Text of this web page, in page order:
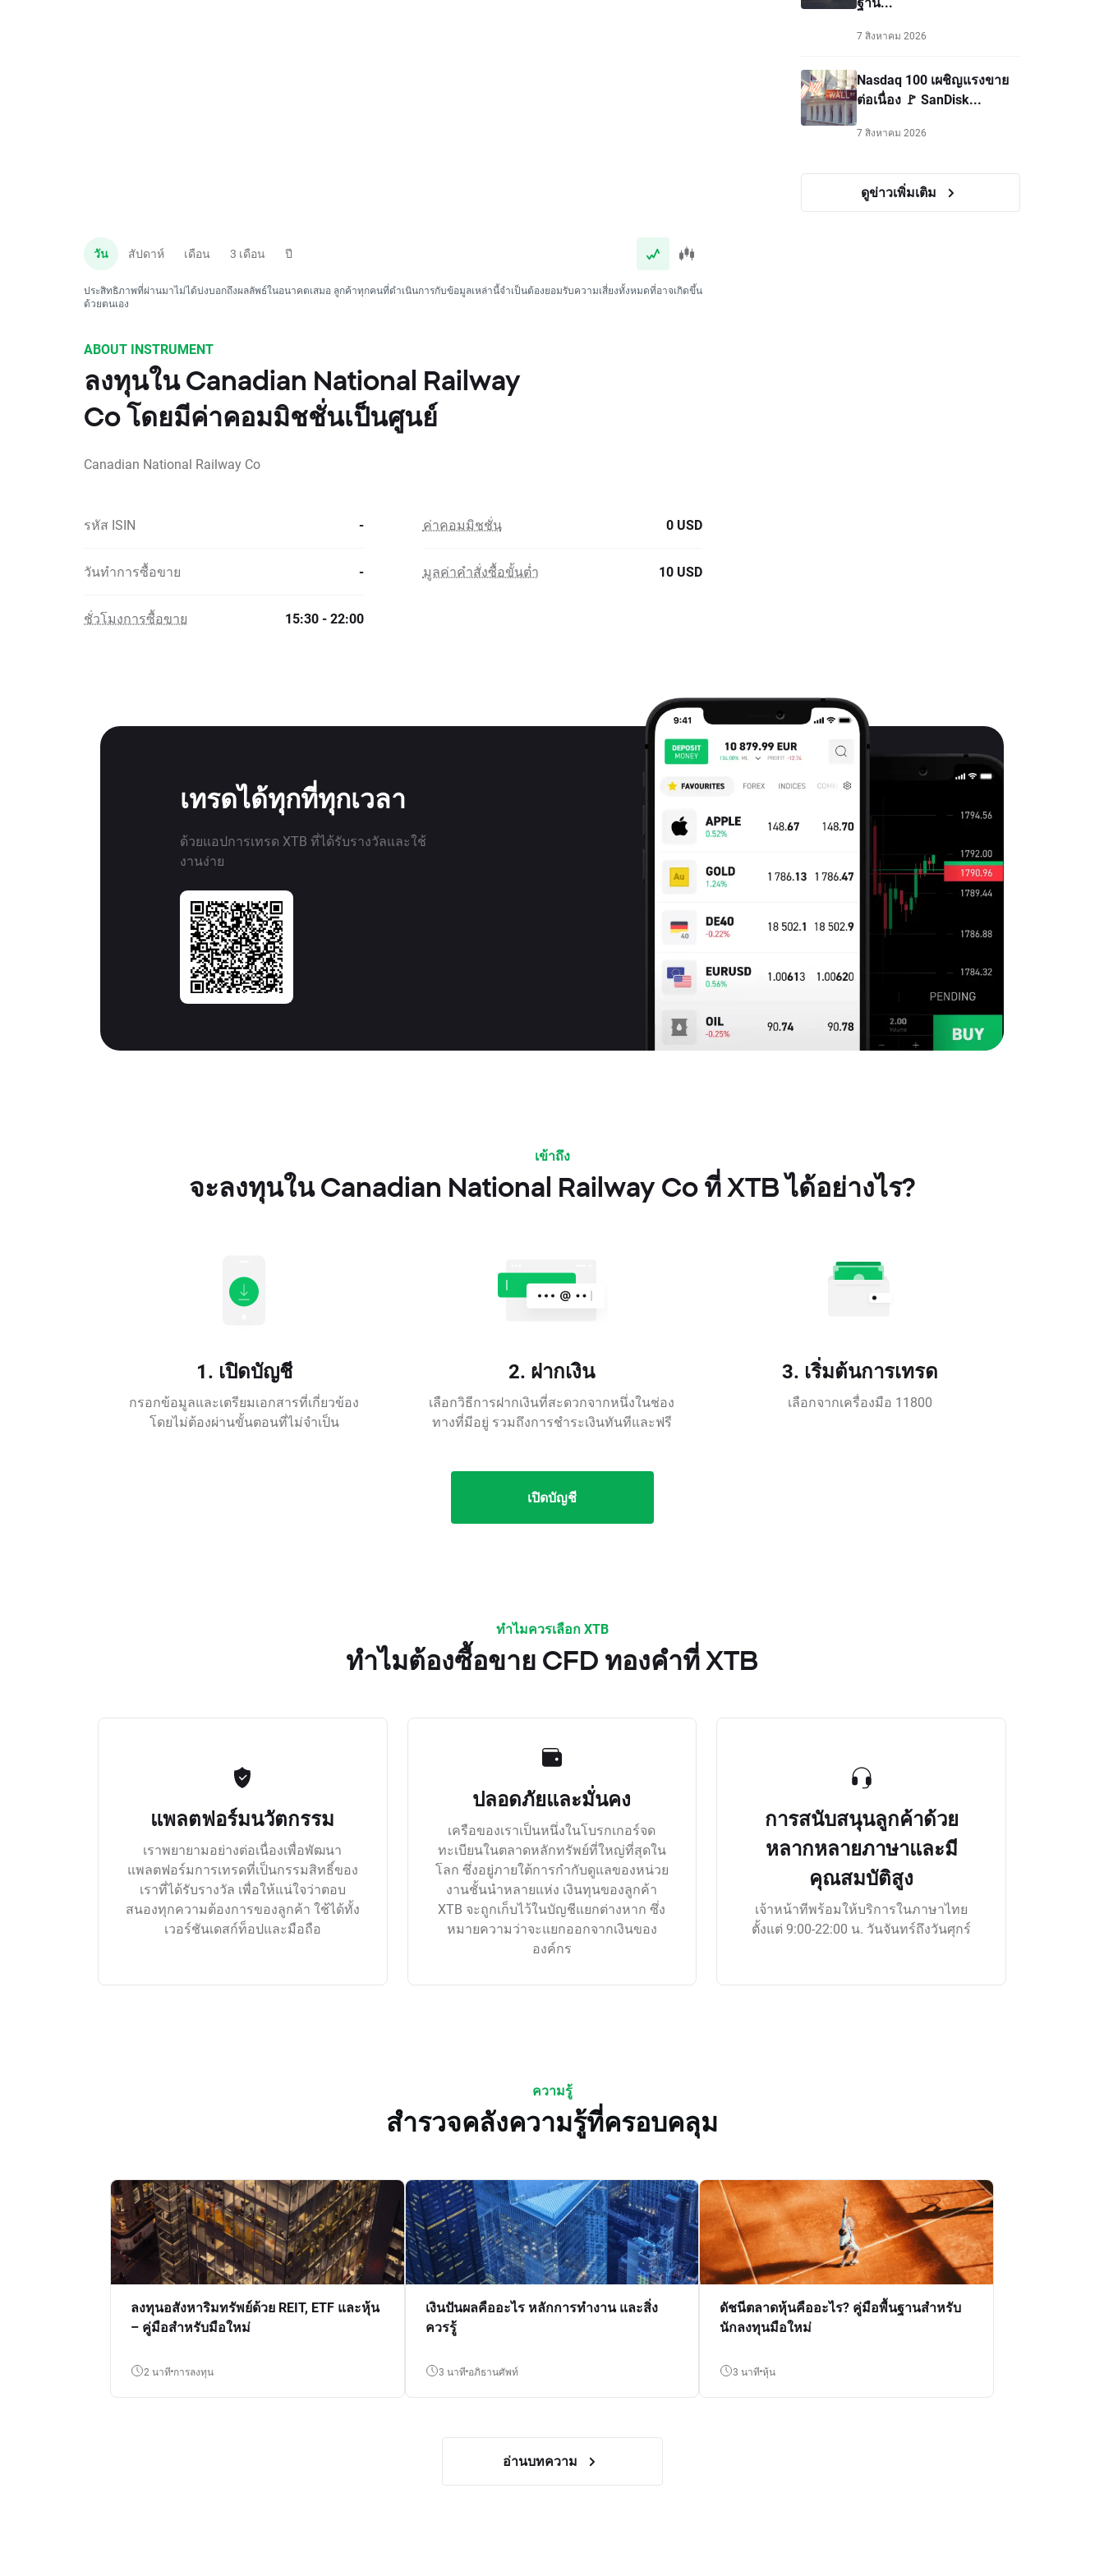
วัน สัปดาห์ เดือน 3 เดือน ปี
ประสิทธิภาพที่ผ่านมาไม่ได้บ่งบอกถึงผลลัพธ์ในอนาคตเสมอ ลูกค้าทุกคนที่ดำเนินการกับข้อมูลเหล่านี้จำเป็นต้องยอมรับความเสี่ยงทั้งหมดที่อาจเกิดขึ้น
ด้วยตนเอง
7 สิงหาคม 2026
Nasdaq 100 เผชิญแรงขาย
ต่อเนื่อง 🚩 SanDisk...
7 สิงหาคม 2026
ดูข่าวเพิ่มเติม
ABOUT INSTRUMENT
ลงทุนใน Canadian National Railway
Co โดยมีค่าคอมมิชชั่นเป็นศูนย์
Canadian National Railway Co
รหัส ISIN - ค่าคอมมิชชั่น 0 USD
วันทำการซื้อขาย - มูลค่าคำสั่งซื้อขั้นต่ำ 10 USD
ชั่วโมงการซื้อขาย 15:30 - 22:00
เทรดได้ทุกที่ทุกเวลา
ด้วยแอปการเทรด XTB ที่ได้รับรางวัลและใช้
งานง่าย
เข้าถึง
จะลงทุนใน Canadian National Railway Co ที่ XTB ได้อย่างไร?
1. เปิดบัญชี
กรอกข้อมูลและเตรียมเอกสารที่เกี่ยวข้อง
โดยไม่ต้องผ่านขั้นตอนที่ไม่จำเป็น
2. ฝากเงิน
เลือกวิธีการฝากเงินที่สะดวกจากหนึ่งในช่อง
ทางที่มีอยู่ รวมถึงการชำระเงินทันทีและฟรี
3. เริ่มต้นการเทรด
เลือกจากเครื่องมือ 11800
เปิดบัญชี
ทำไมควรเลือก XTB
ทำไมต้องซื้อขาย CFD ทองคำที่ XTB
แพลตฟอร์มนวัตกรรม
เราพยายามอย่างต่อเนื่องเพื่อพัฒนา
แพลตฟอร์มการเทรดที่เป็นกรรมสิทธิ์ของ
เราที่ได้รับรางวัล เพื่อให้แน่ใจว่าตอบ
สนองทุกความต้องการของลูกค้า ใช้ได้ทั้ง
เวอร์ชันเดสก์ท็อปและมือถือ
ปลอดภัยและมั่นคง
เครือของเราเป็นหนึ่งในโบรกเกอร์จด
ทะเบียนในตลาดหลักทรัพย์ที่ใหญ่ที่สุดใน
โลก ซึ่งอยู่ภายใต้การกำกับดูแลของหน่วย
งานชั้นนำหลายแห่ง เงินทุนของลูกค้า
XTB จะถูกเก็บไว้ในบัญชีแยกต่างหาก ซึ่ง
หมายความว่าจะแยกออกจากเงินของ
องค์กร
การสนับสนุนลูกค้าด้วย
หลากหลายภาษาและมี
คุณสมบัติสูง
เจ้าหน้าทีพร้อมให้บริการในภาษาไทย
ตั้งแต่ 9:00-22:00 น. วันจันทร์ถึงวันศุกร์
ความรู้
สำรวจคลังความรู้ที่ครอบคลุม
ลงทุนอสังหาริมทรัพย์ด้วย REIT, ETF และหุ้น
– คู่มือสำหรับมือใหม่
2 นาที การลงทุน
เงินปันผลคืออะไร หลักการทำงาน และสิ่ง
ควรรู้
3 นาที อภิธานศัพท์
ดัชนีตลาดหุ้นคืออะไร? คู่มือพื้นฐานสำหรับ
นักลงทุนมือใหม่
3 นาที หุ้น
อ่านบทความ